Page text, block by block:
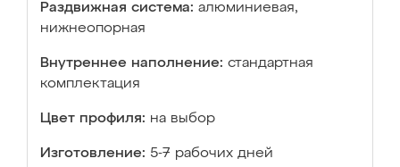
Раздвижная система: алюминиевая,
нижнеопорная
Внутреннее наполнение: стандартная
комплектация
Цвет профиля: на выбор
Изготовление: 5-7 рабочих дней